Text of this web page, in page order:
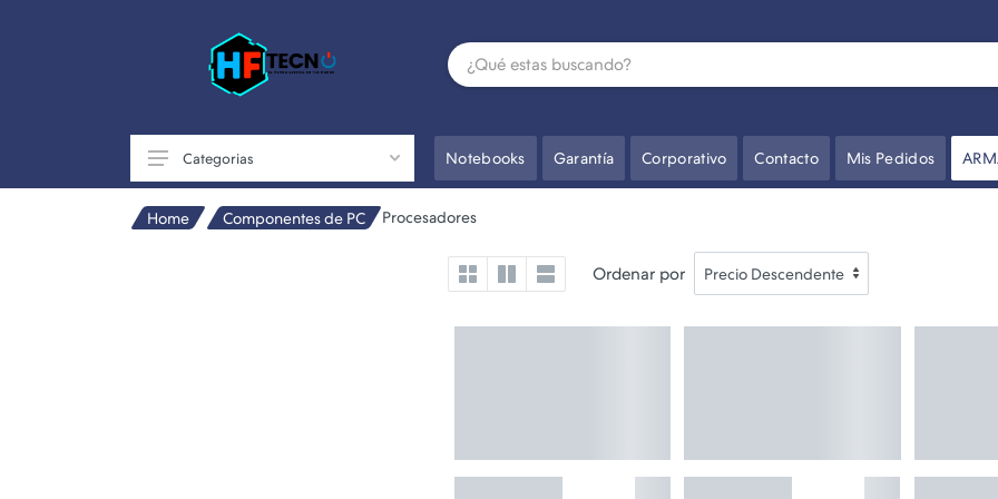
Categorias Notebooks Garantía Corporativo Contacto Mis Pedidos
Home Componentes de PC Procesadores
Ordenar por